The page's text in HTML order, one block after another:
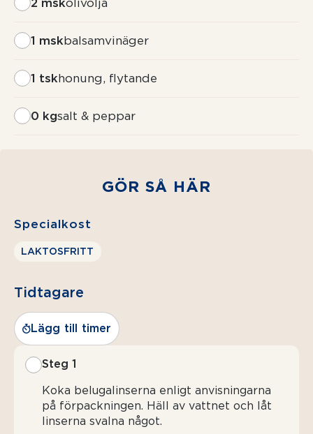
2 mskolivolja
1 mskbalsamvinäger
1 tskhonung, flytande
0 kgsalt & peppar
GÖR SÅ HÄR
Specialkost
LAKTOSFRITT
Tidtagare
Lägg till timer
Steg 1
Koka belugalinserna enligt anvisningarna
på förpackningen. Häll av vattnet och låt
linserna svalna något.